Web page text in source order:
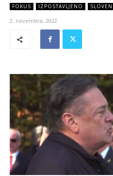
FOKUS IZPOSTAVLJENO
2. novembra, 2022